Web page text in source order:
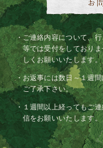
ご連絡内容について、
等では受付をしており
しくお願いいたします。
お返事には数日～１週
ご了承下さい。
１週間以上経ってもご
信をお願いいたします。